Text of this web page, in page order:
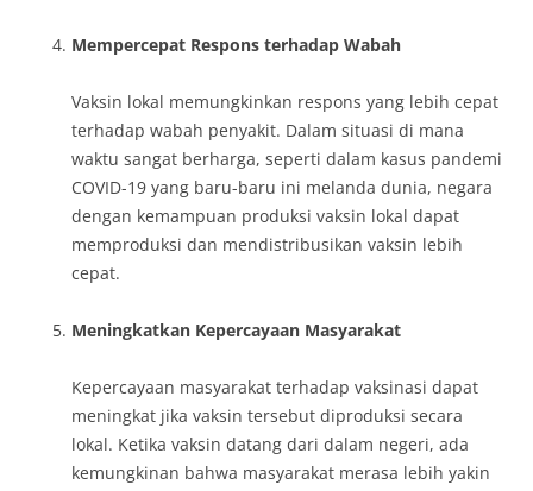
Mempercepat Respons terhadap Wabah
Vaksin lokal memungkinkan respons yang lebih cepat
terhadap wabah penyakit. Dalam situasi di mana
waktu sangat berharga, seperti dalam kasus pandemi
COVID-19 yang baru-baru ini melanda dunia, negara
dengan kemampuan produksi vaksin lokal dapat
memproduksi dan mendistribusikan vaksin lebih
cepat.
Meningkatkan Kepercayaan Masyarakat
Kepercayaan masyarakat terhadap vaksinasi dapat
meningkat jika vaksin tersebut diproduksi secara
lokal. Ketika vaksin datang dari dalam negeri, ada
kemungkinan bahwa masyarakat merasa lebih yakin